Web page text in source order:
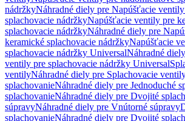
nádržkyNáhradné diely pre Napúšťacie
splachovacie nádržkyNapúšťacie ventily pre
splachovacie nádržkyNáhradné diely pre
keramické splachovacie nádržkyNapúšťacie
splachovacie nádržky UniversalNáhradné
ventily pre splachovacie nádržky Universal
ventilyNáhradné diely pre Splachovacie
splachovanieNáhradné diely pre Jednoduché
splachovanieNáhradné diely pre Dvojité
súpravyNáhradné diely pre Vnútorné súpravy
splachovanieNáhradné diely pre Dvojité